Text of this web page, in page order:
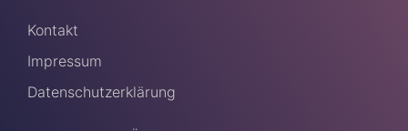
Kontakt
Impressum
Datenschutzerklärung